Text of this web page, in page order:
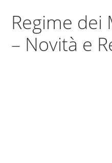
Risparmio
Soldi
Regime dei
– Novità e